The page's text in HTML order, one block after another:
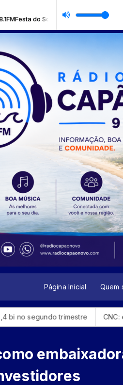
- O som que vem dos oceanos / Avalie
Página Inicial Quem
trimestre CNC: endividamento